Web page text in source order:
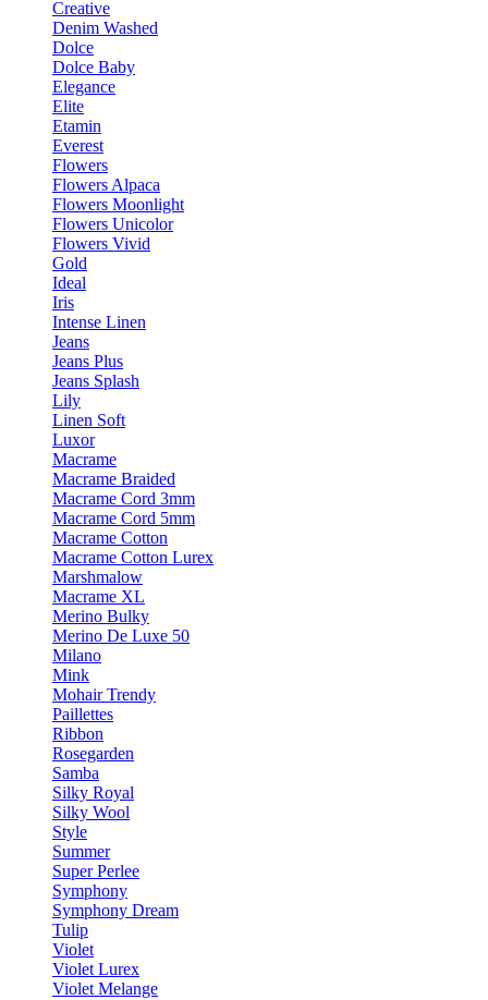
Creative
Denim Washed
Dolce
Dolce Baby
Elegance
Elite
Etamin
Everest
Flowers
Flowers Alpaca
Flowers Moonlight
Flowers Unicolor
Flowers Vivid
Gold
Ideal
Iris
Intense Linen
Jeans
Jeans Plus
Jeans Splash
Lily
Linen Soft
Luxor
Macrame
Macrame Braided
Macrame Cord 3mm
Macrame Cord 5mm
Macrame Cotton
Macrame Cotton Lurex
Marshmalow
Macrame XL
Merino Bulky
Merino De Luxe 50
Milano
Mink
Mohair Trendy
Paillettes
Ribbon
Rosegarden
Samba
Silky Royal
Silky Wool
Style
Summer
Super Perlee
Symphony
Symphony Dream
Tulip
Violet
Violet Lurex
Violet Melange